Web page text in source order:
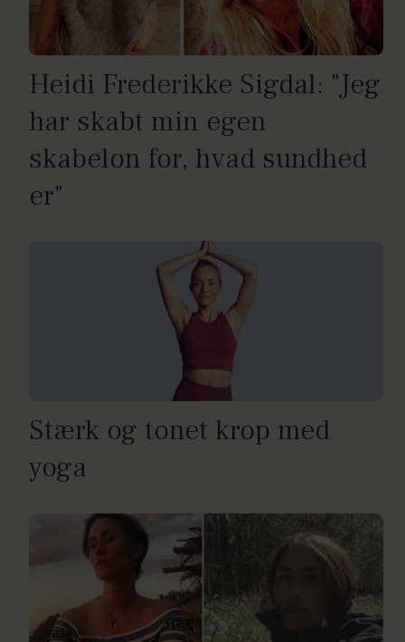
Heidi Frederikke Sigdal: "Jeg
har skabt min egen
skabelon for, hvad sundhed
er"
Stærk og tonet krop med
yoga